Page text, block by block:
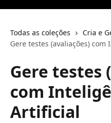
Todas as coleções Cria e
Gere testes (avaliações)
Gere testes
com
Artificial